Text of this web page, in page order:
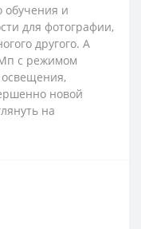
обучения и
для фотографии,
другого. А
с режимом
освещения,
новой
на